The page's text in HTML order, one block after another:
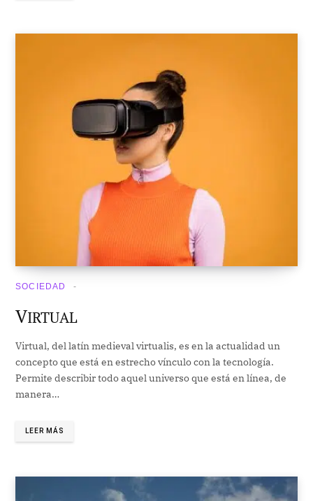
SOCIEDAD
VIRTUAL
Virtual, del latín medieval virtualis, es en la actualidad un
concepto que está en estrecho vínculo con la tecnología.
Permite describir todo aquel universo que está en línea, de
manera…
LEER MÁS